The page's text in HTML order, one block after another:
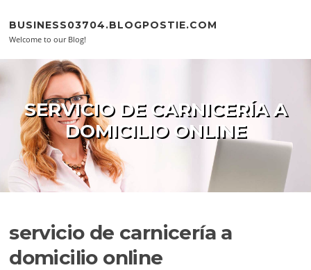
BUSINESS03704.BLOGPOSTIE.COM
Welcome to our Blog!
SERVICIO DE CARNICERÍA A
DOMICILIO ONLINE
servicio de carnicería a
domicilio online